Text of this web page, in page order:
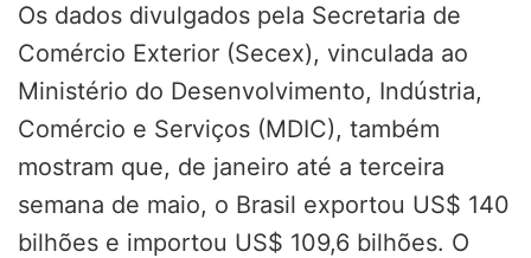
Os dados divulgados pela Secretaria de
Comércio Exterior (Secex), vinculada ao
Ministério do Desenvolvimento, Indústria,
Comércio e Serviços (MDIC), também
mostram que, de janeiro até a terceira
semana de maio, o Brasil exportou US$ 140
bilhões e importou US$ 109,6 bilhões. O